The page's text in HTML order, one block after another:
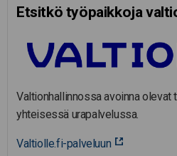
Etsitkö työpaikkoja
Valtionhallinnossa avoinna olevat
yhteisessä urapalvelussa.
Valtiolle.fi-palveluun